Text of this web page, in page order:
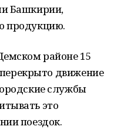
Башкирии,
продукцию.
районе 15
движение
службы
это
поездок.